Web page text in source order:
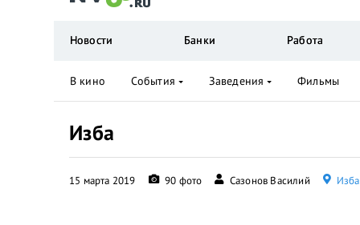
Изба
15 марта 2019 90 фото Сазонов Василий
Новости Банки Работа
В кино События Заведения Фильмы